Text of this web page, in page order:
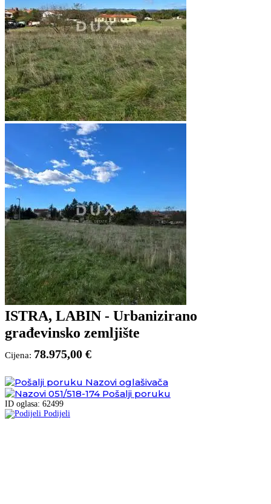
ISTRA, LABIN - Urbanizirano
građevinsko zemljište
Cijena: 78.975,00 €
Nazovi oglašivača
051/518-174 Pošalji poruku
ID oglasa: 62499
Podijeli